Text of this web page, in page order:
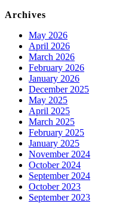
Archives
May 2026
April 2026
March 2026
February 2026
January 2026
December 2025
May 2025
April 2025
March 2025
February 2025
January 2025
November 2024
October 2024
September 2024
October 2023
September 2023